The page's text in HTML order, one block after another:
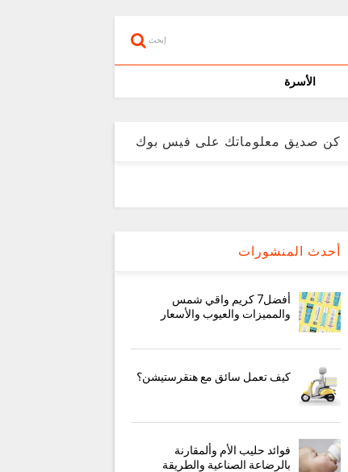
إبحث
الأسرة
كن صديق معلوماتك على فيس بوك
أحدث المنشورات
أفضل7 كريم واقي شمس
والمميزات والعيوب والأسعار
كيف تعمل سائق مع هنقرستيشن؟
فوائد حليب الأم وألمقارنة
بالرضاعة الصناعية والطريقة